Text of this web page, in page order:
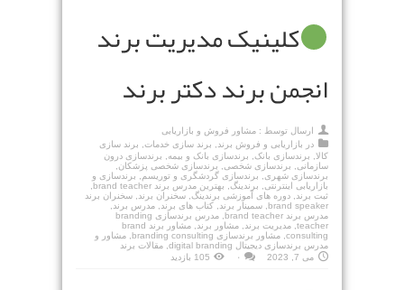
کلینیک مدیریت برند
انجمن برند دکتر برند
ارسال توسط : مشاور فروش و بازاریابی
در بازاریابی و فروش برند, برند سازی خدمات, برند سازی
کالا, برندسازی بانک, برندسازی بانک و بیمه, برندسازی درون
سازمانی, برندسازی شخصی, برندسازی شخصی پزشکان,
برندسازی شهری, برندسازی گردشگری و توریسم, برندسازی و
بازاریابی اینترنتی, برندینگ, بهترین مدرس برند brand teacher
,
ثبت برند, دوره های آموزشی برندینگ, سخنران برند, سخنران برند
brand speaker
, سمینار برند, کتاب های برند, مدرس برند,
مدرس برند brand teacher
,
مدرس برندسازی branding
teacher
, مدیریت برند, مشاور برند,
مشاور برند brand
consulting
, مشاور برندسازی branding consulting , مشاور و
مدرس برندسازی دیجیتال digital branding
, مقالات برند
می 7, 2023
۰ 105 بازدید